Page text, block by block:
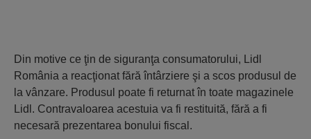
Din motive ce ţin de siguranţa consumatorului, Lidl
România a reacţionat fără întârziere şi a scos produsul de
la vânzare. Produsul poate fi returnat în toate magazinele
Lidl. Contravaloarea acestuia va fi restituită, fără a fi
necesară prezentarea bonului fiscal.